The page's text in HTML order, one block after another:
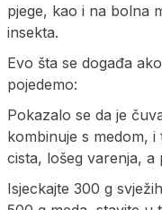
pjege, kao i na bolna
insekta.
Evo šta se događa
pojedemo:
Pokazalo se da je
kombinuje s medom,
cista, lošeg varenja,
Isjeckajte 300 g